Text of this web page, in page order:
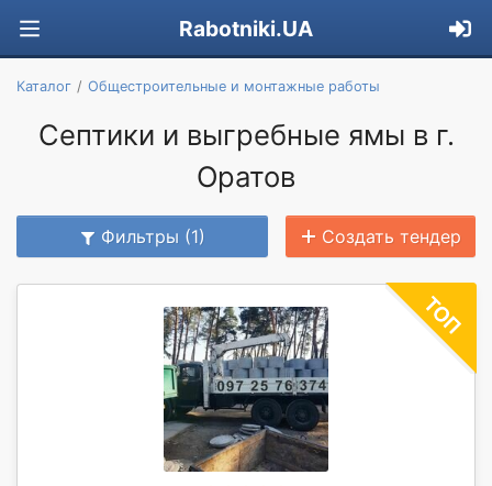
Rabotniki.UA
Каталог Общестроительные и монтажные работы
Септики и выгребные ямы в г.
Оратов
Фильтры (1) Создать тендер